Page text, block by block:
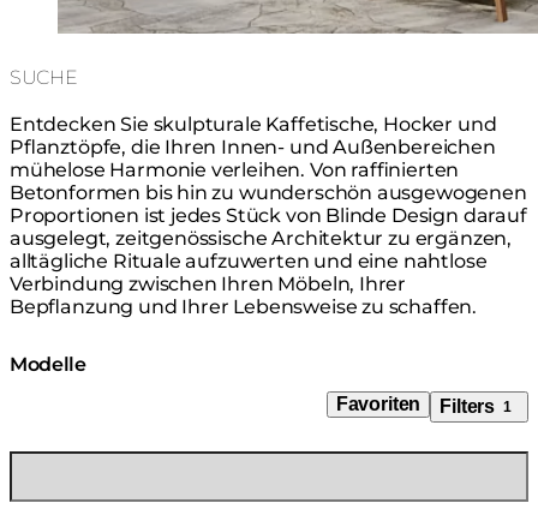
SUCHE
Entdecken Sie skulpturale Kaffetische, Hocker und
Pflanztöpfe, die Ihren Innen- und Außenbereichen
mühelose Harmonie verleihen. Von raffinierten
Betonformen bis hin zu wunderschön ausgewogenen
Proportionen ist jedes Stück von Blinde Design darauf
ausgelegt, zeitgenössische Architektur zu ergänzen,
alltägliche Rituale aufzuwerten und eine nahtlose
Verbindung zwischen Ihren Möbeln, Ihrer
Bepflanzung und Ihrer Lebensweise zu schaffen.
Modelle
Favoriten Filters 1